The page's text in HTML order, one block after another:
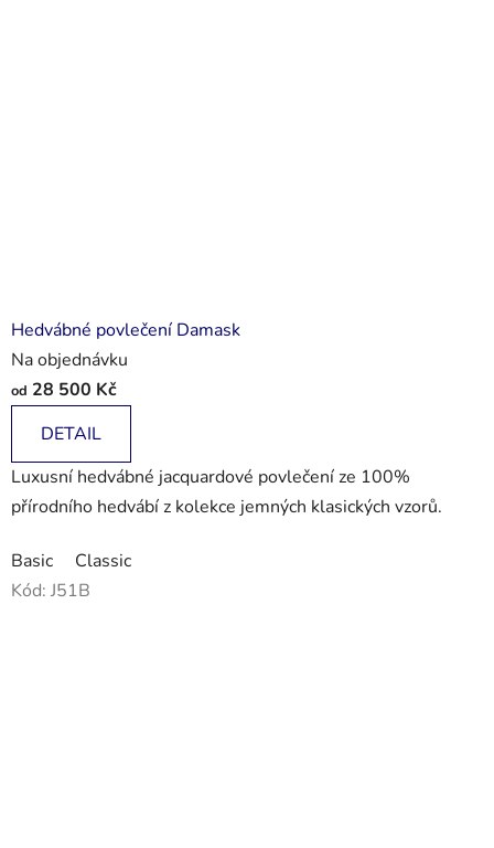
Hedvábné povlečení Damask
Na objednávku
od 28 500 Kč
DETAIL
Luxusní hedvábné jacquardové povlečení ze 100%
přírodního hedvábí z kolekce jemných klasických vzorů.
Basic
Classic
Kód: J51B